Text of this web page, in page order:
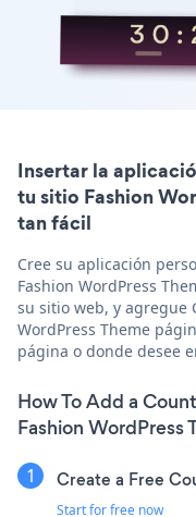
Insertar la
tu sitio Fashion
tan fácil
Cree su aplicación
Fashion WordPress
su sitio web, y agregue
WordPress Theme
página o donde desee
How To Add a
Fashion WordPress
Create a Free
Start for free now